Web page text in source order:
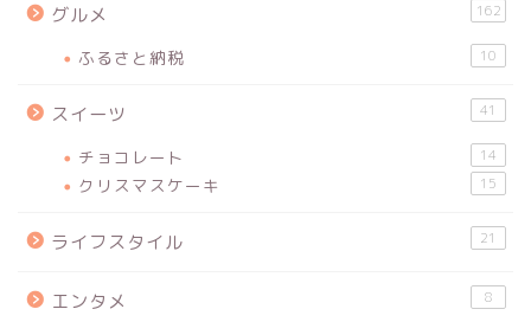
グルメ 162
ふるさと納税 10
スイーツ 41
チョコレート 14
クリスマスケーキ 15
ライフスタイル 21
エンタメ 8